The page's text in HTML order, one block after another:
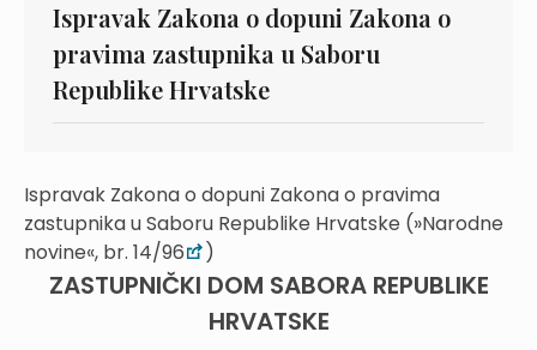
Ispravak Zakona o dopuni Zakona o
pravima zastupnika u Saboru
Republike Hrvatske
Ispravak Zakona o dopuni Zakona o pravima
zastupnika u Saboru Republike Hrvatske (»Narodne
novine«, br. 14/96
)
ZASTUPNIČKI DOM SABORA REPUBLIKE
HRVATSKE